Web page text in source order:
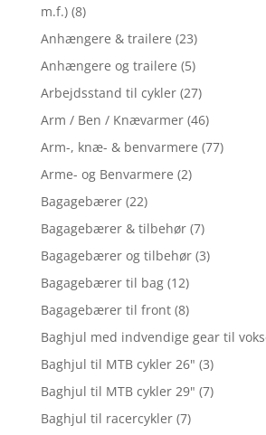
m.f.) (8)
Anhængere & trailere (23)
Anhængere og trailere (5)
Arbejdsstand til cykler (27)
Arm / Ben / Knævarmer (46)
Arm-, knæ- & benvarmere (77)
Arme- og Benvarmere (2)
Bagagebærer (22)
Bagagebærer & tilbehør (7)
Bagagebærer og tilbehør (3)
Bagagebærer til bag (12)
Bagagebærer til front (8)
Baghjul med indvendige gear til
Baghjul til MTB cykler 26" (3)
Baghjul til MTB cykler 29" (7)
Baghjul til racercykler (7)